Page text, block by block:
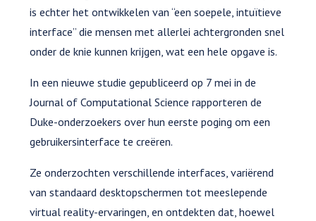
is echter het ontwikkelen van “een soepele, intuïtieve
interface” die mensen met allerlei achtergronden snel
onder de knie kunnen krijgen, wat een hele opgave is.
In een nieuwe studie gepubliceerd op 7 mei in de
Journal of Computational Science rapporteren de
Duke-onderzoekers over hun eerste poging om een
gebruikersinterface te creëren.
Ze onderzochten verschillende interfaces, variërend
van standaard desktopschermen tot meeslepende
virtual reality-ervaringen, en ontdekten dat, hoewel